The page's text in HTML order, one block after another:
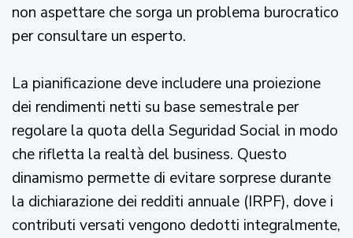
non aspettare che sorga un problema burocratico
per consultare un esperto.
La pianificazione deve includere una proiezione
dei rendimenti netti su base semestrale per
regolare la quota della Seguridad Social in modo
che rifletta la realtà del business. Questo
dinamismo permette di evitare sorprese durante
la dichiarazione dei redditi annuale (IRPF), dove i
contributi versati vengono dedotti integralmente,